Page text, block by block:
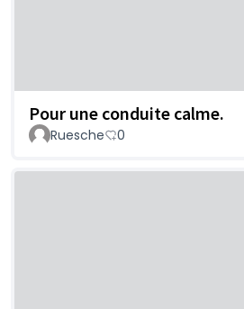
Pour une conduite calme.
Ruesche 0